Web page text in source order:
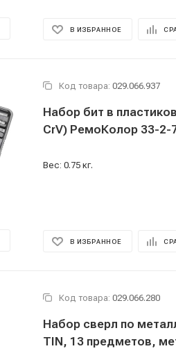
В ИЗБРАННОЕ
Код товара: 029.066.937
Набор бит в
CrV) РемоКолор 33-2-
Вес: 0.75 кг.
В ИЗБРАННОЕ
Код товара: 029.066.280
Набор сверл по металлу 1,5-6,5 мм, заточка 135o, HSS
TIN, 13 предметов,